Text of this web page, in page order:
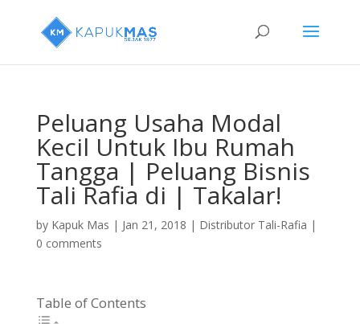
Peluang Usaha Modal
Kecil Untuk Ibu Rumah
Tangga | Peluang Bisnis
Tali Rafia di | Takalar!
by Kapuk Mas | Jan 21, 2018 | Distributor Tali-Rafia |
0 comments
Table of Contents